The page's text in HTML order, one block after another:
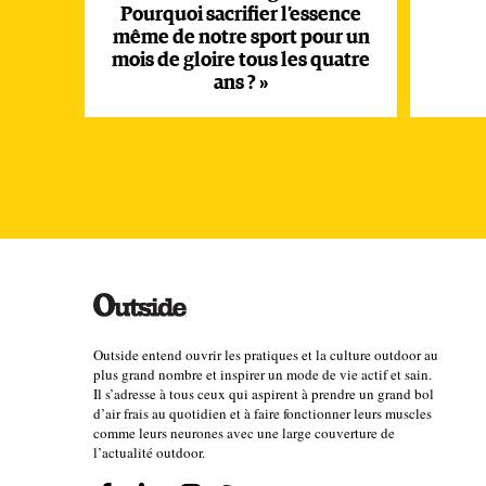
consommatrice d’eau.
À savoir que l’organisation de compétitions
sportive, même après le passage de trente
piscines olympiques – ont été consommés dès le
Perrine Pelen. « Quant à l’électricité utilisée pour
responsable que de 3 % du bilan carbone des
Qu’en conclure ?
Pourquoi sacrifier l’essence
même de notre sport pour un
mois de gloire tous les quatre
ans ? »
Outside entend ouvrir les pratiques et la culture outdoor au
plus grand nombre et inspirer un mode de vie actif et sain.
Il s’adresse à tous ceux qui aspirent à prendre un grand bol
d’air frais au quotidien et à faire fonctionner leurs muscles
comme leurs neurones avec une large couverture de
l’actualité outdoor.